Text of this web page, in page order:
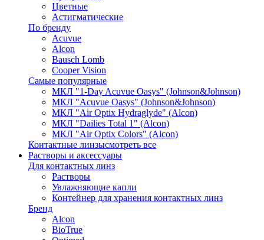
Цветные
Астигматические
По бренду
Acuvue
Alcon
Bausch Lomb
Cooper Vision
Самые популярные
МКЛ "1-Day Acuvue Oasys" (Johnson&Johnson)
МКЛ "Acuvue Oasys" (Johnson&Johnson)
МКЛ "Air Optix Hydraglyde" (Alcon)
МКЛ "Dailies Total 1" (Alcon)
МКЛ "Air Optix Colors" (Alcon)
Контактные линзысмотреть все
Растворы и аксессуары
Для контактных линз
Растворы
Увлажняющие капли
Контейнер для хранения контактных линз
Бренд
Alcon
BioTrue